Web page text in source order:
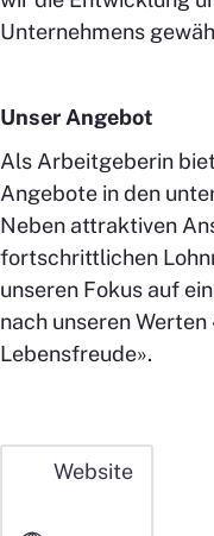
Unternehmens
Unser Angebot
Als Arbeitgeberin
Angebote in den
Neben attraktiven
fortschrittlichen
unseren Fokus auf
nach unseren Werten
Lebensfreude».
Website